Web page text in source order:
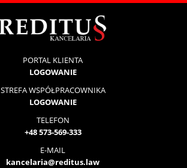
PORTAL KLIENTA
LOGOWANIE
STREFA WSPÓŁPRACOWNIKA
LOGOWANIE
TELEFON
+48 573-569-333
E-MAIL
kancelaria@reditus.law